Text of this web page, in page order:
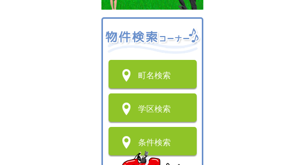
町名検索
学区検索
条件検索